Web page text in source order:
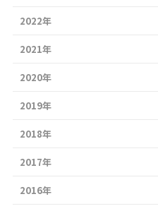
2022年
2021年
2020年
2019年
2018年
2017年
2016年